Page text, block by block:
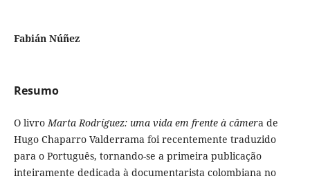
Fabián Núñez
Resumo
O livroMarta Rodríguez: uma vida em frente à câmera de
Hugo Chaparro Valderrama foi recentemente traduzido
para o Português, tornando-se a primeira publicação
inteiramente dedicada à documentarista colombiana no